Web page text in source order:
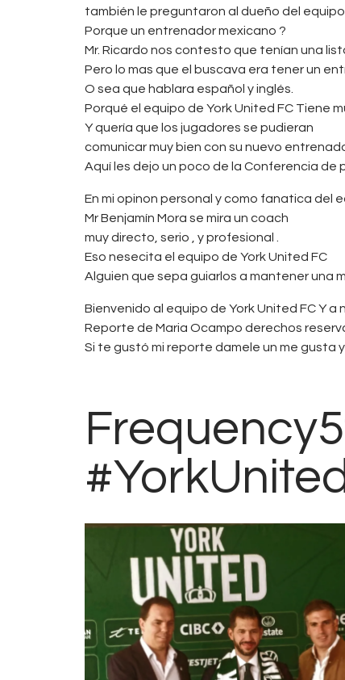
también le preguntaron al dueño del equipo
Porque un entrenador mexicano ?
Mr. Ricardo nos contesto que tenían una
Pero lo mas que el buscava era tener un
O sea que hablara español y inglés.
Porqué el equipo de York United FC Tiene
Y quería que los jugadores se pudieran
comunicar muy bien con su nuevo
Aquí les dejo un poco de la Conferencia de
En mi opinon personal y como fanatica del
Mr Benjamín Mora se mira un coach
muy directo, serio , y profesional .
Eso nesecita el equipo de York United FC
Alguien que sepa guiarlos a mantener una
Bienvenido al equipo de York United FC Y a
Reporte de Maria Ocampo derechos
Si te gustó mi reporte damele un me gusta